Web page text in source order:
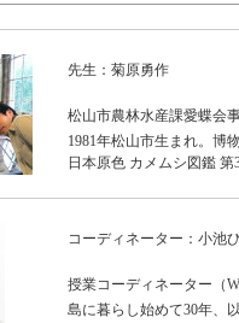
先生：菊原勇作
松山市農林水産課愛蝶会
1981年松山市生まれ。博
日本原色 カメムシ図鑑
コーディネーター：小池
授業コーディネーター（
島に暮らし始めて30年、